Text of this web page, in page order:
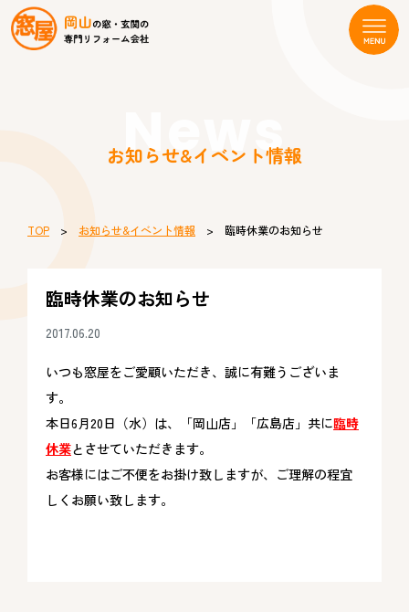
News
お知らせ&イベント情報
TOP > お知らせ&イベント情報 > 臨時休業のお知らせ
臨時休業のお知らせ
2017.06.20
いつも窓屋をご愛顧いただき、誠に有難うございま
す。
本日6月20日（水）は、「岡山店」「広島店」共に臨時
休業とさせていただきます。
お客様にはご不便をお掛け致しますが、ご理解の程宜
しくお願い致します。